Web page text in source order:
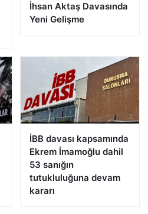
İhsan Aktaş Davasında
Yeni Gelişme
İBB davası kapsamında
Ekrem İmamoğlu dahil
53 sanığın
tutukluluğuna devam
kararı